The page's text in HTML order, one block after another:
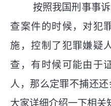
按照我国刑事事
查案件的时候，对犯
施，控制了犯罪嫌疑
查，有时候可能由于
人，那么定罪不捕还
大家详细介绍一下相关